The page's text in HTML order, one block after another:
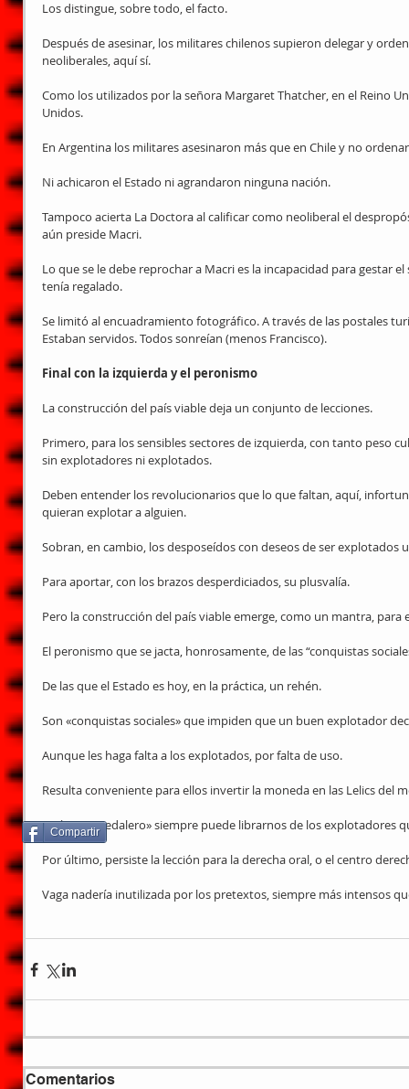
Los distingue, sobre todo, el facto.
Después de asesinar, los militares chilenos supieron delegar y
neoliberales, aquí sí.
Como los utilizados por la señora Margaret Thatcher, en el Reino
Unidos.
En Argentina los militares asesinaron más que en Chile y no
Ni achicaron el Estado ni agrandaron ninguna nación.
Tampoco acierta La Doctora al calificar como neoliberal el
aún preside Macri.
Lo que se le debe reprochar a Macri es la incapacidad para gestar
tenía regalado.
Se limitó al encuadramiento fotográfico. A través de las postales
Estaban servidos. Todos sonreían (menos Francisco).
Final con la izquierda y el peronismo
La construcción del país viable deja un conjunto de lecciones.
Primero, para los sensibles sectores de izquierda, con tanto peso
sin explotadores ni explotados.
Deben entender los revolucionarios que lo que faltan, aquí,
quieran explotar a alguien.
Sobran, en cambio, los desposeídos con deseos de ser explotados
Para aportar, con los brazos desperdiciados, su plusvalía.
Pero la construcción del país viable emerge, como un mantra, para
El peronismo que se jacta, honrosamente, de las “conquistas
De las que el Estado es hoy, en la práctica, un rehén.
Son «conquistas sociales» que impiden que un buen explotador
Aunque les haga falta a los explotados, por falta de uso.
Resulta conveniente para ellos invertir la moneda en las Lelics del
Un bono «pedalero» siempre puede librarnos de los explotadores
Por último, persiste la lección para la derecha oral, o el centro
Vaga nadería inutilizada por los pretextos, siempre más intensos
Comentarios
Compartir